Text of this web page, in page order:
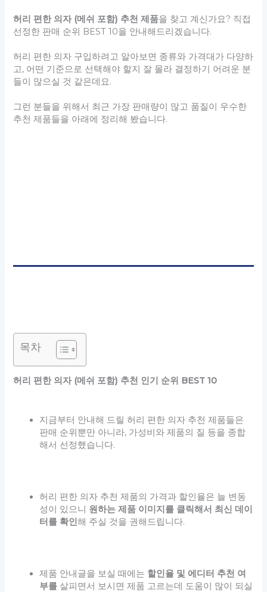
허리 편한 의자 (메쉬 포함) 추천 제품을 찾고 계신가요? 직접
선정한 판매 순위 BEST 10을 안내해드리겠습니다.
허리 편한 의자 구입하려고 알아보면 종류와 가격대가 다양하
고, 어떤 기준으로 선택해야 할지 잘 몰라 결정하기 어려운 분
들이 많으실 것 같은데요.
그런 분들을 위해서 최근 가장 판매량이 많고 품질이 우수한
추천 제품들을 아래에 정리해 봤습니다.
목차
허리 편한 의자 (메쉬 포함) 추천 인기 순위 BEST 10
지금부터 안내해 드릴 허리 편한 의자 추천 제품들은
판매 순위뿐만 아니라, 가성비와 제품의 질 등을 종합
해서 선정했습니다.
허리 편한 의자 추천 제품의 가격과 할인율은 늘 변동
성이 있으니 원하는 제품 이미지를 클릭해서 최신 데이
터를 확인해 주실 것을 권해드립니다.
제품 안내글을 보실 때에는 할인율 및 에디터 추천 여
부를 살피면서 보시면 제품 고르는데 도움이 많이 되실